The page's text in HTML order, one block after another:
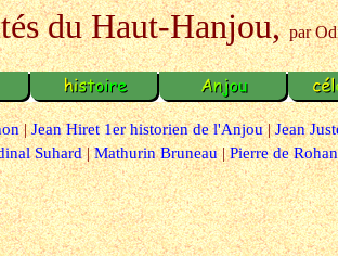
du Haut-Hanjou,par
|Jean Hiret 1er historien de l'Anjou|Jean
Suhard|Mathurin Bruneau|Pierre de